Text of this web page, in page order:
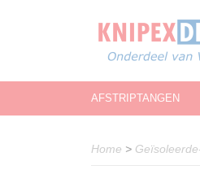
AFSTRIPTANGEN
Home >